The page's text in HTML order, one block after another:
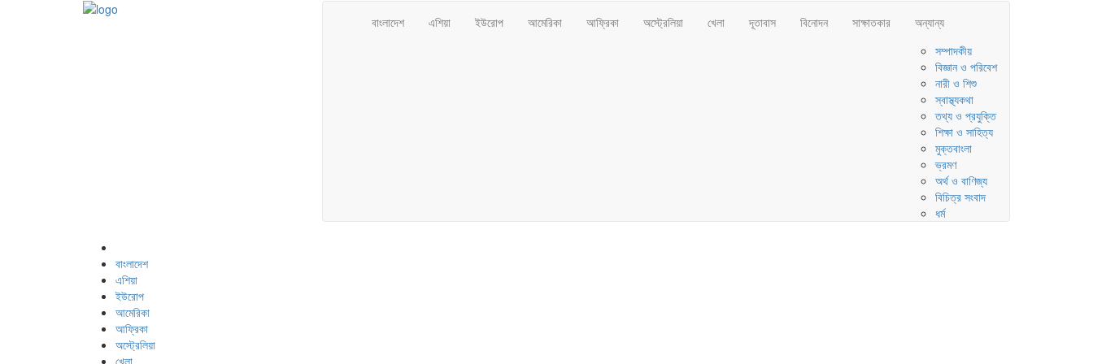
বাংলাদেশ এশিয়া ইউরোপ আমেরিকা আফ্রিকা অস্ট্রেলিয়া খেলা দূতাবাস বিনোদন সাক্ষাতকার
অন্যান্য
সম্পাদকীয়
বিজ্ঞান ও পরিবেশ
নারী ও শিশু
স্বাস্থ্যকথা
তথ্য ও প্রযুক্তি
শিক্ষা ও সাহিত্য
মুক্তবাংলা
ভ্রমণ
অর্থ ও বাণিজ্য
বিচিত্র সংবাদ
ধর্ম
বাংলাদেশ
এশিয়া
ইউরোপ
আমেরিকা
আফ্রিকা
অস্ট্রেলিয়া
খেলা